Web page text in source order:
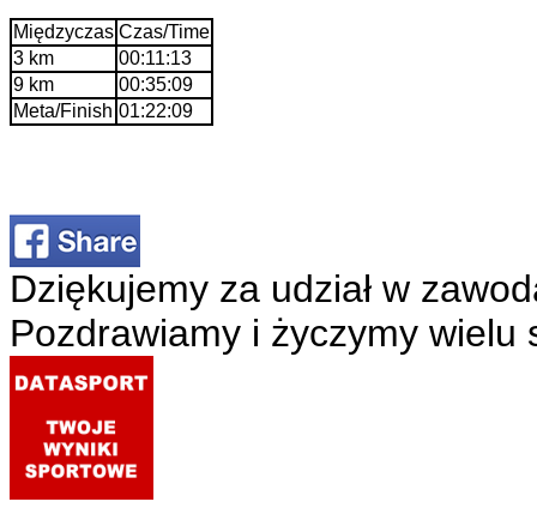
Międzyczas Czas/Time
3 km
00:11:13
9 km
00:35:09
Meta/Finish 01:22:09
Dziękujemy za udział w
Pozdrawiamy i życzymy wielu